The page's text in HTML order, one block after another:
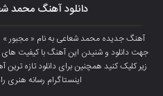
دانلود آهنگ محمد
آهنگ جدیده محمد شعاعی به نام «
زیر کلیک کنید همچنین برای دانلود تازه
اینستاگرام رسانه هنری